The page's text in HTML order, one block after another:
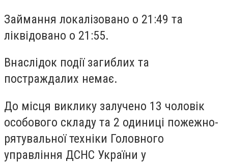
Займання локалізовано о 21:49 та
ліквідовано о 21:55.
Внаслідок події загиблих та
постраждалих немає.
До місця виклику залучено 13 чоловік
особового складу та 2 одиниці пожежно-
рятувальної техніки Головного
управління ДСНС України у